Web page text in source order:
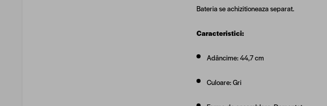
Bateria se achizitioneaza separat.
Caracteristici:
Adâncime: 44,7 cm
Culoare: Gri